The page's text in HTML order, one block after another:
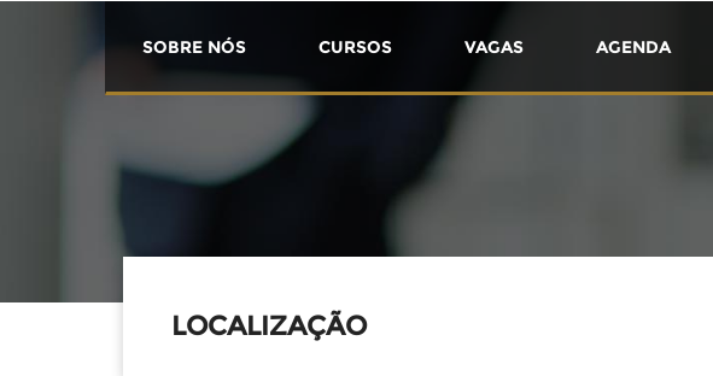
SOBRE NÓS CURSOS VAGAS AGENDA
LOCALIZAÇÃO